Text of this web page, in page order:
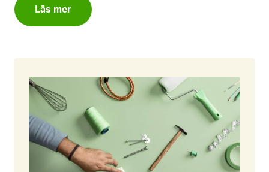
Läs mer